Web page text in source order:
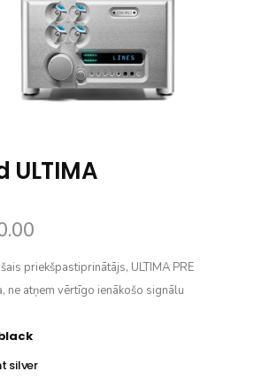
ULTIMA
priekšpastiprinātājs, ULTIMA PRE
ne atņem vērtīgo ienākošo signālu
silver